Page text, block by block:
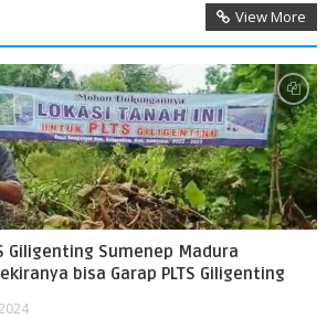
View More
Giligenting Sumenep Madura
bisa Garap PLTS Giligenting